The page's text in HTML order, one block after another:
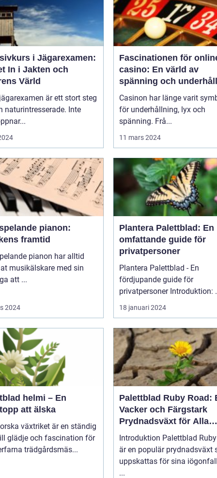
i Jägarexamen:
In i Jakten och
Värld
är ett stort steg
naturintresserade. Inte
Fascinationen för
casino: En värld av
spänning och
Casinon har länge varit
för underhållning, lyx och
spänning. Frå...
11 mars 2024
pianon:
framtid
pianon har alltid
musikälskare med sin
att ...
2024
Plantera Palettblad: En
omfattande guide för
privatpersoner
Plantera Palettblad - En
fördjupande guide för
18 januari 2024
helmi – En
att älska
växtriket är en ständig
glädje och fascination för
trädgårdsmäs...
Palettblad Ruby Road:
Vacker och Färgstark
Prydnadsväxt för Alla
Trädgårdar
Introduktion Palettblad Ruby Road
är en populär prydnadsväxt
uppskattas för sina
...